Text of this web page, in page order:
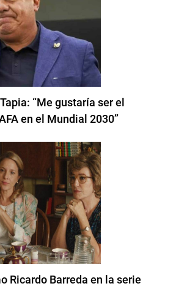
“Me gustaría ser el
en el Mundial 2030”
Ricardo Barreda en la serie